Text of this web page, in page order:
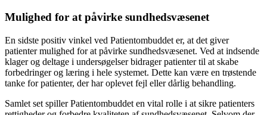
Mulighed for at påvirke sundhedsvæsenet
En sidste positiv vinkel ved Patientombuddet er, at det giver
patienter mulighed for at påvirke sundhedsvæsenet. Ved at indsende
klager og deltage i undersøgelser bidrager patienter til at skabe
forbedringer og læring i hele systemet. Dette kan være en trøstende
tanke for patienter, der har oplevet fejl eller dårlig behandling.
Samlet set spiller Patientombuddet en vital rolle i at sikre patienters